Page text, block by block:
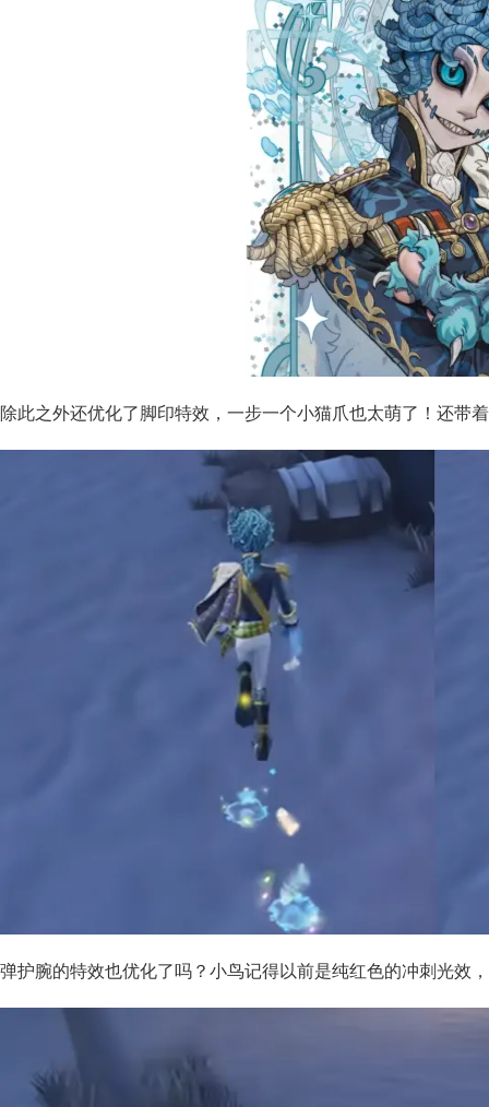
除此之外还优化了脚印特效，一步一个小猫爪也太萌了！还带
弹护腕的特效也优化了吗？小鸟记得以前是纯红色的冲刺光效